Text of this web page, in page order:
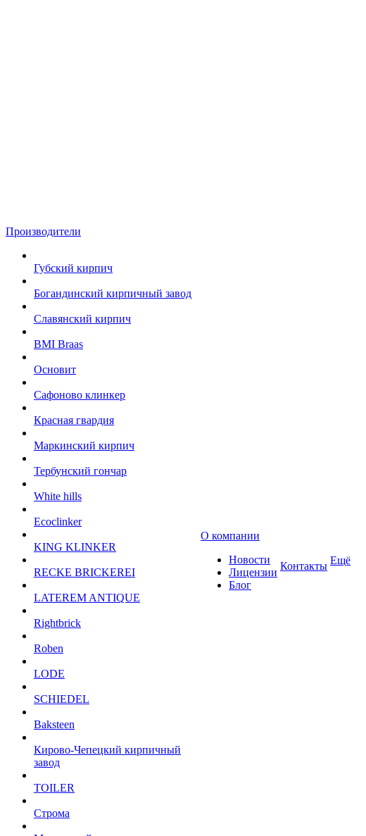
Производители
Губский кирпич
Богандинский кирпичный завод
Славянский кирпич
BMI Braas
Основит
Сафоново клинкер
Красная гвардия
Маркинский кирпич
Тербунский гончар
White hills
Ecoclinker
KING KLINKER
RECKE BRICKEREI
LATEREM ANTIQUE
Rightbrick
Roben
LODE
SCHIEDEL
Baksteen
Кирово-Чепецкий кирпичный
завод
TOILER
Строма
О компании
Новости
Лицензии
Блог
Контакты Ещё